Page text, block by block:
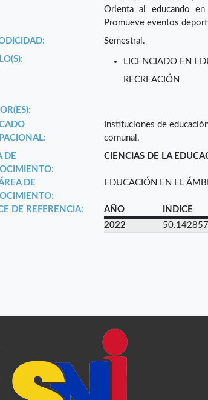
Orienta al educando
Promueve eventos
Semestral.
LICENCIADO EN
RECREACIÓN
Instituciones de
comunal.
DE
CIENCIAS DE LA
DE
EDUCACIÓN EN EL
DE REFERENCIA: AÑO
INDICE
2022
50.142857